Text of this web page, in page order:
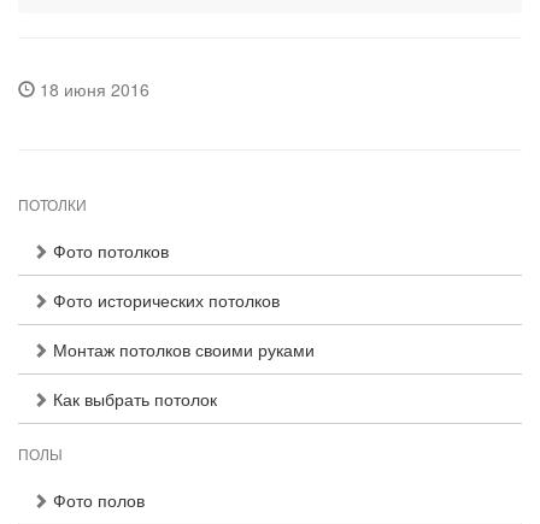
18 июня 2016
ПОТОЛКИ
Фото потолков
Фото исторических потолков
Монтаж потолков своими руками
Как выбрать потолок
ПОЛЫ
Фото полов